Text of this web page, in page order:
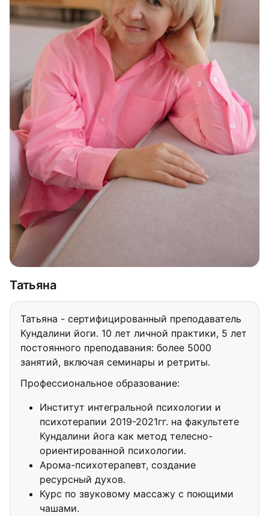
Татьяна
Татьяна - сертифицированный преподаватель
Кундалини йоги. 10 лет личной практики, 5 лет
постоянного преподавания: более 5000
занятий, включая семинары и ретриты.
Профессиональное образование:
Институт интегральной психологии и
психотерапии 2019-2021гг. на факультете
Кундалини йога как метод телесно-
ориентированной психологии.
Арома-психотерапевт, создание
ресурсный духов.
Курс по звуковому массажу с поющими
чашами.